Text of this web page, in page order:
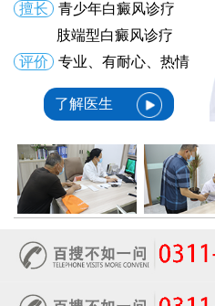
擅长
青少年白癜风诊疗
肢端型白癜风诊疗
评价
专业、有耐心、热情
了解医生